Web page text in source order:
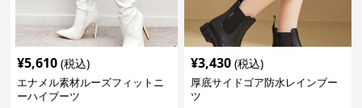
¥5,610 (税込)
エナメル素材ルーズフィットニ
ーハイブーツ
¥3,430 (税込)
厚底サイドゴア防水レインブー
ツ